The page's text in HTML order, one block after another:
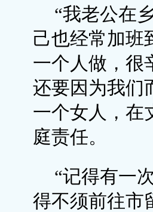
“我老公在
己也经常加班
一个人做，很
还要因为我们
一个女人，在
庭责任。
“记得有一
得不须前往市